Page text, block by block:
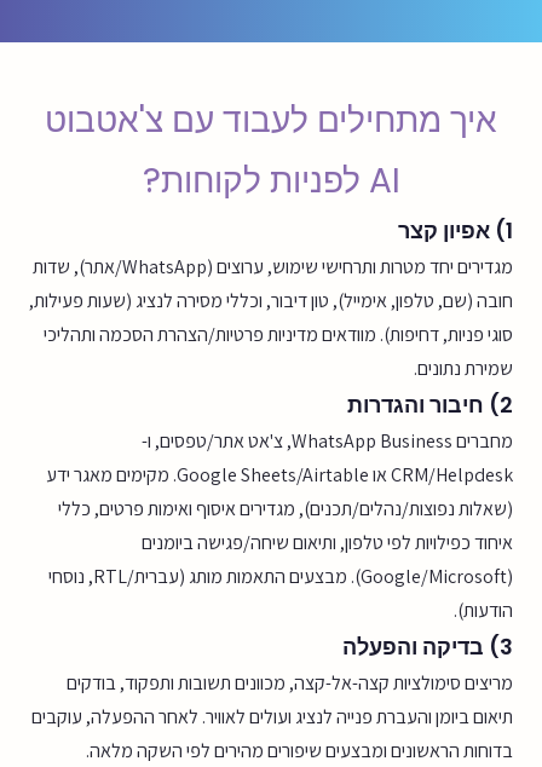
איך מתחילים לעבוד עם צ'אטבוט
AI לפניות לקוחות?
1) אפיון קצר
מגדירים יחד מטרות ותרחישי שימוש, ערוצים (WhatsApp/אתר), שדות
חובה (שם, טלפון, אימייל), טון דיבור, וכללי מסירה לנציג (שעות פעילות,
סוגי פניות, דחיפות). מוודאים מדיניות פרטיות/הצהרת הסכמה ותהליכי
שמירת נתונים.
2) חיבור והגדרות
מחברים WhatsApp Business, צ'אט אתר/טפסים, ו-
CRM/Helpdesk או Google Sheets/Airtable. מקימים מאגר ידע
(שאלות נפוצות/נהלים/תכנים), מגדירים איסוף ואימות פרטים, כללי
איחוד כפילויות לפי טלפון, ותיאום שיחה/פגישה ביומנים
(Google/Microsoft). מבצעים התאמות מותג (עברית/RTL, נוסחי
הודעות).
3) בדיקה והפעלה
מריצים סימולציות קצה-אל-קצה, מכוונים תשובות ותפקוד, בודקים
תיאום ביומן והעברת פנייה לנציג ועולים לאוויר. לאחר ההפעלה, עוקבים
בדוחות הראשונים ומבצעים שיפורים מהירים לפי השקה מלאה.